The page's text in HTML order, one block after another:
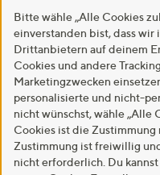
Bitte wähle „Alle Cookies
einverstanden bist, dass
Drittanbietern auf deinem
Cookies und andere
Marketingzwecken
personalisierte und nicht-
nicht wünschst, wähle „Alle
Cookies ist die
Zustimmung ist freiwillig
nicht erforderlich. Du